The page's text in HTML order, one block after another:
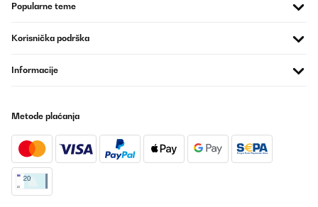
POTVRĐENI PREGLED
So ein schöner perfekt einstellbarer Gasherd!
POTVRĐENI PREGLED
Popularne teme
Korisnička podrška
Informacije
Metode plaćanja